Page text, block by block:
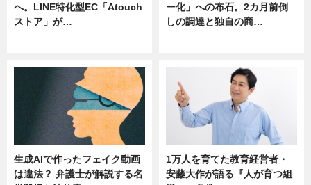
へ。LINE特化型EC「Atouch
ストア」が…
ー化」への布石。2カ月前倒
しの調達と独自の商…
生成AIで作ったフェイク動画
は違法？ 弁護士が解説する名
1万人を育てた教育経営者・
安藤大作が語る『人が育つ組